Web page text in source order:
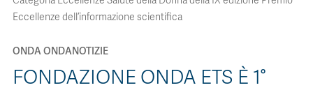
STRUMENTI
Eccellenze dell’informazione scientifica
ONDA ONDANOTIZIE
FONDAZIONE ONDA ETS È 1°